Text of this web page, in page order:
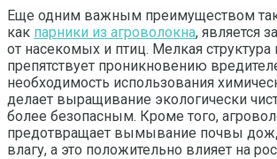
Еще одним важным преимуществом
как парники из агроволокна, является
от насекомых и птиц. Мелкая структура
препятствует проникновению
необходимость использования
делает выращивание экологически
более безопасным. Кроме того,
предотвращает вымывание почвы
влагу, а это положительно влияет на